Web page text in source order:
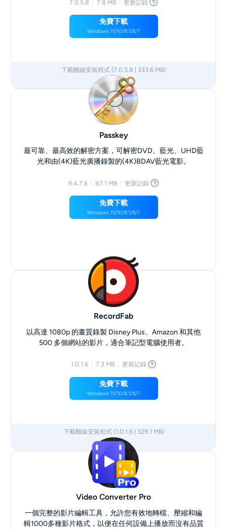
7.0.5.8 7.8 MB 更新記錄
免費下載
Windows 11/10/8.1/8/7
下載離線安裝程式 (7.0.5.8 | 333.6 MB)
x64
x86
Passkey
最可靠、最高效的解密方案，可解密DVD、藍光、UHD藍
光和由(4K)藍光廣播錄製的(4K)BDAV藍光電影。
9.4.7.6 87.1 MB 更新記錄
免費下載
Windows 11/10/8.1/8/7
RecordFab
以高達 1080p 的畫質錄製 Disney Plus、Amazon 和其他
500 多個網站的影片，適合筆記型電腦使用者。
1.0.1.6 7.3 MB 更新記錄
免費下載
Windows 11/10/8.1/8/7
下載離線安裝程式 (1.0.1.6 | 329.1 MB)
x64
Video Converter Pro
一個完整的影片編輯工具，允許您有效地轉檔、壓縮和編
輯1000多種影片格式，以便在任何設備上播放而沒有品質